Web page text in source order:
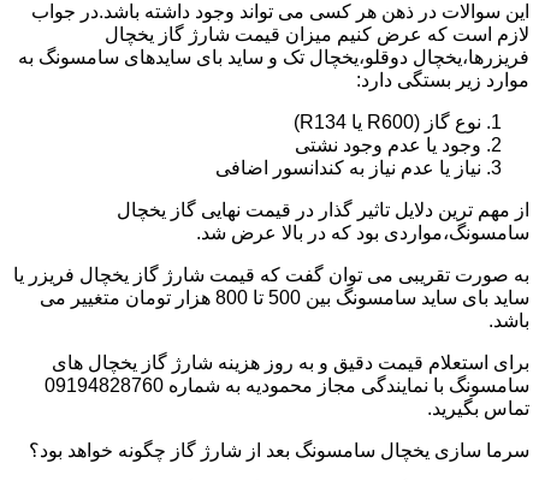
این سوالات در ذهن هر کسی می تواند وجود داشته باشد.در جواب
لازم است که عرض کنیم میزان قیمت شارژ گاز یخچال
فریزرها،یخچال دوقلو،یخچال تک و ساید بای سایدهای سامسونگ به
موارد زیر بستگی دارد:
نوع گاز (R600 یا R134)
وجود یا عدم وجود نشتی
نیاز یا عدم نیاز به کندانسور اضافی
از مهم ترین دلایل تاثیر گذار در قیمت نهایی گاز یخچال
سامسونگ،مواردی بود که در بالا عرض شد.
به صورت تقریبی می توان گفت که قیمت شارژ گاز یخچال فریزر یا
ساید بای ساید سامسونگ بین 500 تا 800 هزار تومان متغییر می
باشد.
برای استعلام قیمت دقیق و به روز هزینه شارژ گاز یخچال های
سامسونگ با نمایندگی مجاز محمودیه به شماره 09194828760
تماس بگیرید.
سرما سازی یخچال سامسونگ بعد از شارژ گاز چگونه خواهد بود؟